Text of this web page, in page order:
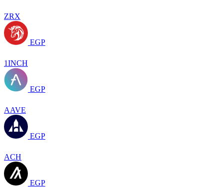
ZRX
EGP
1INCH
EGP
AAVE
EGP
ACH
EGP